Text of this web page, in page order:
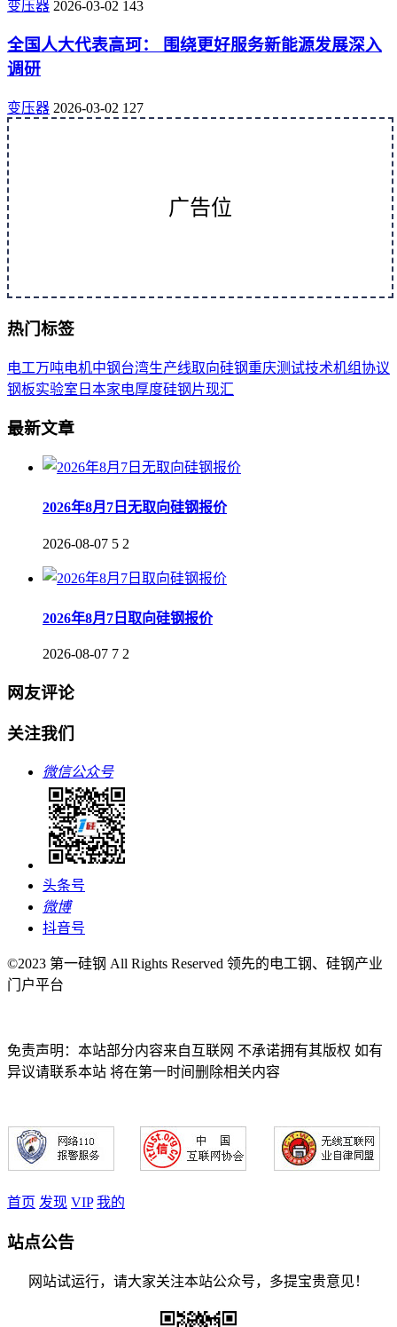
变压器 2026-03-02 143
全国人大代表高珂： 围绕更好服务新能源发展深入
调研
变压器 2026-03-02 127
广告位
热门标签
电工万吨电机中钢台湾生产线取向硅钢重庆测试技术机组协议
钢板实验室 日本家电厚度硅钢片现汇
最新文章
2026年8月7日无取向硅钢报价
2026-08-07 5 2
2026年8月7日取向硅钢报价
2026-08-07 7 2
网友评论
关注我们
微信公众号
头条号
微博
抖音号
©2023 第一硅钢 All Rights Reserved 领先的电工钢、硅钢产业
门户平台
免责声明：本站部分内容来自互联网 不承诺拥有其版权 如有
异议请联系本站 将在第一时间删除相关内容
首页 发现 VIP 我的
站点公告
网站试运行，请大家关注本站公众号，多提宝贵意见！